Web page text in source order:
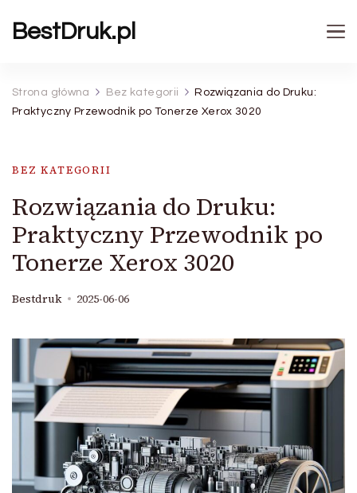
BestDruk.pl
Strona główna Bez kategorii
Rozwiązania do Druku:
Praktyczny Przewodnik po Tonerze Xerox 3020
BEZ KATEGORII
Rozwiązania do Druku:
Praktyczny Przewodnik po
Tonerze Xerox 3020
Bestdruk 2025-06-06